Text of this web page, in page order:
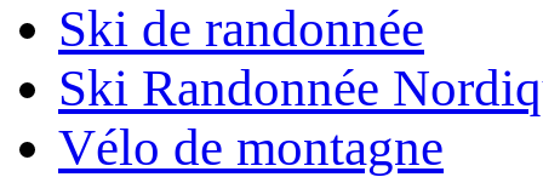
Ski de randonnée
Ski Randonnée
Vélo de montagne